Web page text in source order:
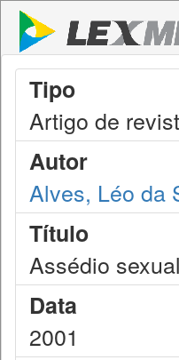
Tipo
Artigo de
Autor
Alves, Léo da
Título
Assédio
Data
2001